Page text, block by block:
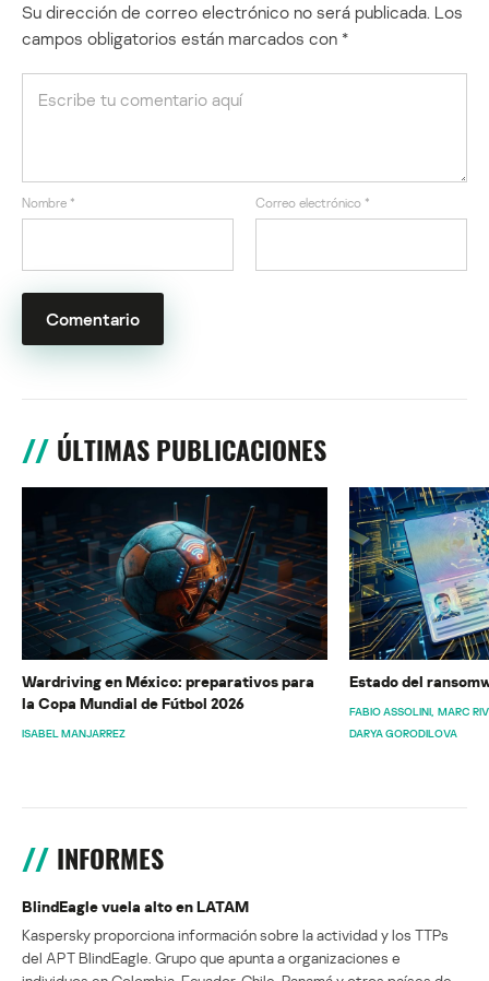
Su dirección de correo electrónico no será publicada. Los
campos obligatorios están marcados con *
Nombre * Correo electrónico *
ÚLTIMAS PUBLICACIONES
Wardriving en México: preparativos para
la Copa Mundial de Fútbol 2026
ISABEL MANJARREZ
Estado del
FABIO ASSOLINI MARC
DARYA GORODILOVA
INFORMES
BlindEagle vuela alto en LATAM
Kaspersky proporciona información sobre la actividad y los TTPs
del APT BlindEagle. Grupo que apunta a organizaciones e